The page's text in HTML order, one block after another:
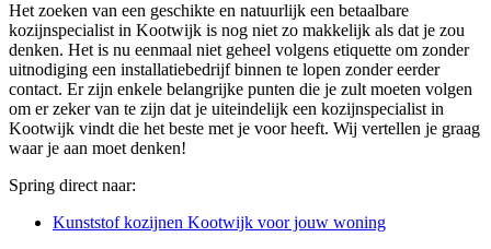
Het zoeken van een geschikte en natuurlijk een betaalbare
kozijnspecialist in Kootwijk is nog niet zo makkelijk als dat je zou
denken. Het is nu eenmaal niet geheel volgens etiquette om zonder
uitnodiging een installatiebedrijf binnen te lopen zonder eerder
contact. Er zijn enkele belangrijke punten die je zult moeten volgen
om er zeker van te zijn dat je uiteindelijk een kozijnspecialist in
Kootwijk vindt die het beste met je voor heeft. Wij vertellen je graag
waar je aan moet denken!
Spring direct naar:
Kunststof kozijnen Kootwijk voor jouw woning